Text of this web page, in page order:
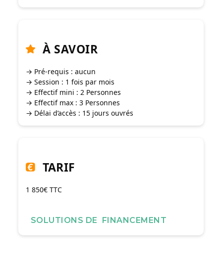
À SAVOIR
→ Pré-requis : aucun
→ Session : 1 fois par mois
→ Effectif mini : 2 Personnes
→ Effectif max : 3 Personnes
→ Délai d’accès : 15 jours ouvrés
TARIF
1 850€ TTC
SOLUTIONS DE FINANCEMENT